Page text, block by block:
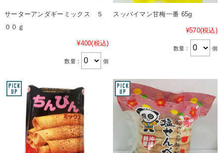
サーターアンダギーミックス ５
００ｇ
¥400(税込)
数量： 個
スッパイマン甘梅一番 65g
¥570(税込)
数量： 個